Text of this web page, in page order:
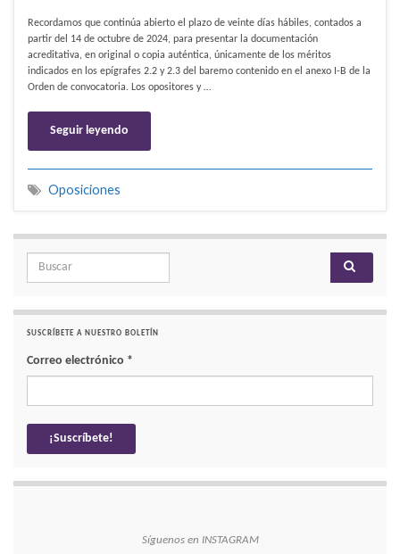
Recordamos que continúa abierto el plazo de veinte días hábiles, contados a
partir del 14 de octubre de 2024, para presentar la documentación
acreditativa, en original o copia auténtica, únicamente de los méritos
indicados en los epígrafes 2.2 y 2.3 del baremo contenido en el anexo I-B de la
Orden de convocatoria. Los opositores y …
Seguir leyendo
Oposiciones
Search for:
SUSCRÍBETE A NUESTRO BOLETÍN
Correo electrónico *
Síguenos en INSTAGRAM